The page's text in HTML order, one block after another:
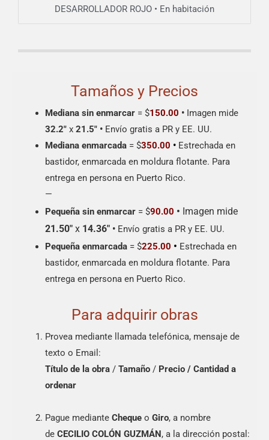
DESARROLLADOR ROJO • En habitación
Tamaños y Precios
Mediana sin enmarcar = $150.00 • Imagen mide
32.2″ x 21.5″ • Envío gratis a PR y EE. UU.
Mediana enmarcada = $350.00 • Estrechada en
bastidor, enmarcada en moldura flotante. Para
entrega en persona en Puerto Rico.
—
Pequeña sin enmarcar = $90.00 • Imagen mide
21.50″ x 14.36″ • Envío gratis a PR y EE. UU.
Pequeña enmarcada = $225.00 • Estrechada en
bastidor, enmarcada en moldura flotante. Para
entrega en persona en Puerto Rico.
Para adquirir obras
Provea mediante llamada telefónica, mensaje de
texto o Email:
Título de la obra / Tamaño / Precio / Cantidad a
ordenar
Pague mediante Cheque o Giro, a nombre
de CECILIO COLÓN GUZMÁN, a la dirección postal: